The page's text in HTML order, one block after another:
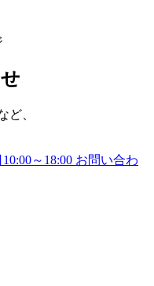
ど、
～18:00 お問い合わ